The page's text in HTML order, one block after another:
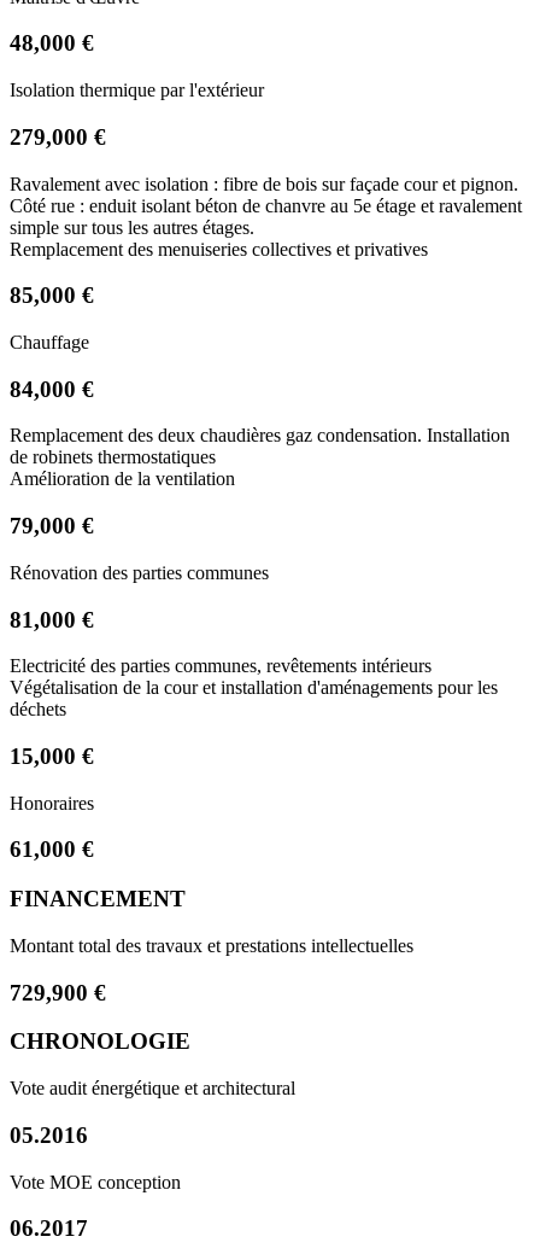
48,000 €
Isolation thermique par l'extérieur
279,000 €
Ravalement avec isolation : fibre de bois sur façade cour et pignon.
Côté rue : enduit isolant béton de chanvre au 5e étage et ravalement
simple sur tous les autres étages.
Remplacement des menuiseries collectives et privatives
85,000 €
Chauffage
84,000 €
Remplacement des deux chaudières gaz condensation. Installation
de robinets thermostatiques
Amélioration de la ventilation
79,000 €
Rénovation des parties communes
81,000 €
Electricité des parties communes, revêtements intérieurs
Végétalisation de la cour et installation d'aménagements pour les
déchets
15,000 €
Honoraires
61,000 €
FINANCEMENT
Montant total des travaux et prestations intellectuelles
729,900 €
CHRONOLOGIE
Vote audit énergétique et architectural
05.2016
Vote MOE conception
06.2017